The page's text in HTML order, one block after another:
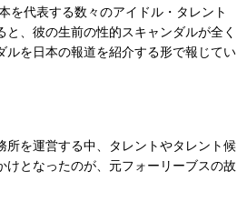
代表する数々のアイドル・タレント
、彼の生前の性的スキャンダルが全く
を日本の報道を紹介する形で報じてい
を運営する中、タレントやタレント候
となったのが、元フォーリーブスの故